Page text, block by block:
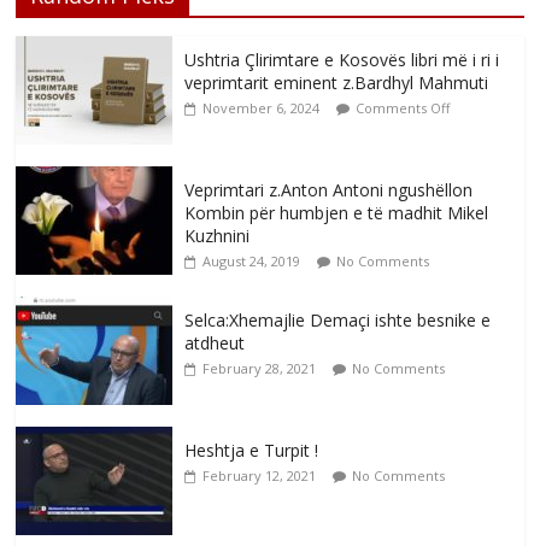
Ushtria Çlirimtare e Kosovës libri më i ri i
veprimtarit eminent z.Bardhyl Mahmuti
November 6, 2024 Comments Off
Veprimtari z.Anton Antoni ngushëllon
Kombin për humbjen e të madhit Mikel
Kuzhnini
August 24, 2019 No Comments
Selca:Xhemajlie Demaçi ishte besnike e
atdheut
February 28, 2021 No Comments
Heshtja e Turpit !
February 12, 2021 No Comments